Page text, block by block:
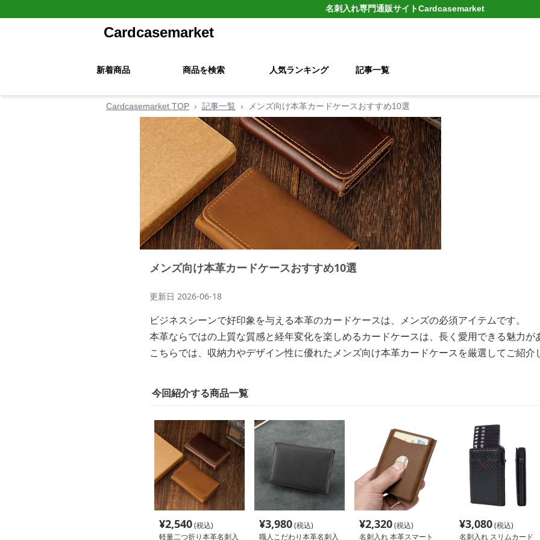
名刺入れ専門通販サイトCardcasemarket
Cardcasemarket
新着商品 商品を検索 人気ランキング 記事一覧
Cardcasemarket TOP › 記事一覧 › メンズ向け本革カードケースおすすめ10選
メンズ向け本革カードケースおすすめ10選
更新日 2026-06-18
ビジネスシーンで好印象を与える本革のカードケースは、メンズの必須アイテムです。
本革ならではの上質な質感と経年変化を楽しめるカードケースは、長く愛用できる魅力が
こちらでは、収納力やデザイン性に優れたメンズ向け本革カードケースを厳選してご紹介
今回紹介する商品一覧
¥2,540(税込)
軽量二つ折り本革名刺入
¥3,980(税込)
職人こだわり本革名刺入
¥2,320(税込)
名刺入れ 本革スマート
¥3,080(税込)
名刺入れ スリムカード